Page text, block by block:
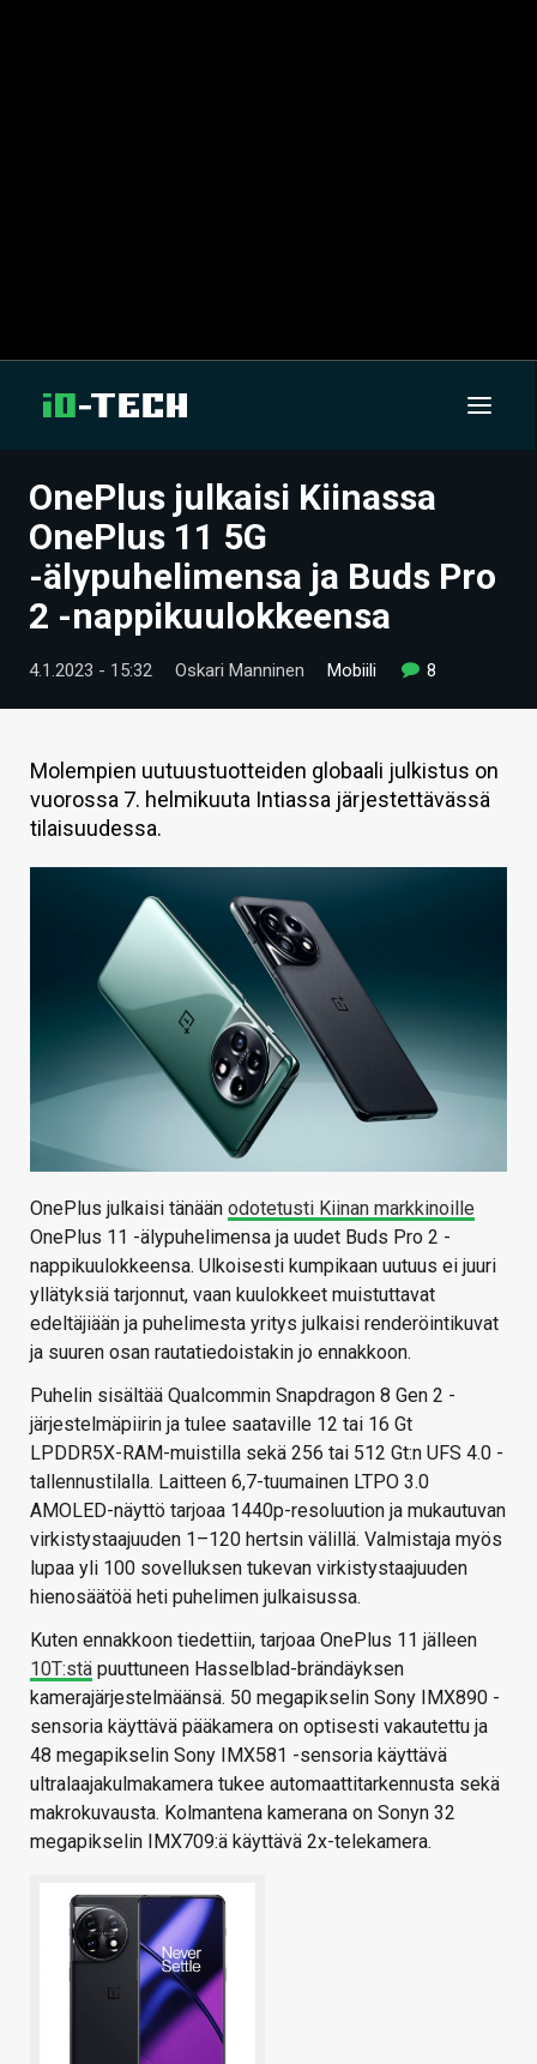
UUTISET
ARTIKKELIT
VIDEOT
TECHBBS
HINTA.FI
KAUPPA
VAIHDA TEEMA
OnePlus julkaisi Kiinassa
OnePlus 11 5G
-älypuhelimensa ja Buds Pro
2 -nappikuulokkeensa
4.1.2023 - 15:32 Oskari Manninen Mobiili 8
Molempien uutuustuotteiden globaali julkistus on
vuorossa 7. helmikuuta Intiassa järjestettävässä
tilaisuudessa.
OnePlus julkaisi tänään odotetusti Kiinan markkinoille
OnePlus 11 -älypuhelimensa ja uudet Buds Pro 2 -
nappikuulokkeensa. Ulkoisesti kumpikaan uutuus ei juuri
yllätyksiä tarjonnut, vaan kuulokkeet muistuttavat
edeltäjiään ja puhelimesta yritys julkaisi renderöintikuvat
ja suuren osan rautatiedoistakin jo ennakkoon.
Puhelin sisältää Qualcommin Snapdragon 8 Gen 2 -
järjestelmäpiirin ja tulee saataville 12 tai 16 Gt
LPDDR5X-RAM-muistilla sekä 256 tai 512 Gt:n UFS 4.0 -
tallennustilalla. Laitteen 6,7-tuumainen LTPO 3.0
AMOLED-näyttö tarjoaa 1440p-resoluution ja mukautuvan
virkistystaajuuden 1–120 hertsin välillä. Valmistaja myös
lupaa yli 100 sovelluksen tukevan virkistystaajuuden
hienosäätöä heti puhelimen julkaisussa.
Kuten ennakkoon tiedettiin, tarjoaa OnePlus 11 jälleen
10T:stä puuttuneen Hasselblad-brändäyksen
kamerajärjestelmäänsä. 50 megapikselin Sony IMX890 -
sensoria käyttävä pääkamera on optisesti vakautettu ja
48 megapikselin Sony IMX581 -sensoria käyttävä
ultralaajakulmakamera tukee automaattitarkennusta sekä
makrokuvausta. Kolmantena kamerana on Sonyn 32
megapikselin IMX709:ä käyttävä 2x-telekamera.